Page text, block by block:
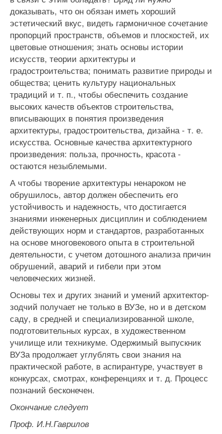
доказывать, что он обязан иметь хороший
эстетический вкус, видеть гармоничное сочетание
пропорций пространств, объемов и плоскостей, их
цветовые отношения; знать основы истории
искусств, теории архитектуры и
градостроительства; понимать развитие природы и
общества; ценить культуру национальных
традиций и т. п., чтобы обеспечить создание
высоких качеств объектов строительства,
вписывающих в понятия произведения
архитектуры, градостроительства, дизайна - т. е.
искусства. Основные качества архитектурного
произведения: польза, прочность, красота -
остаются незыблемыми.
А чтобы творение архитектуры ненароком не
обрушилось, автор должен обеспечить его
устойчивость и надежность, что достигается
знаниями инженерных дисциплин и соблюдением
действующих норм и стандартов, разработанных
на основе многовекового опыта в строительной
деятельности, с учетом дотошного анализа причин
обрушений, аварий и гибели при этом
человеческих жизней.
Основы тех и других знаний и умений архитектор-
зодчий получает не только в ВУЗе, но и в детском
саду, в средней и специализированной школе,
подготовительных курсах, в художественном
училище или техникуме. Одержимый выпускник
ВУЗа продолжает углублять свои знания на
практической работе, в аспирантуре, участвует в
конкурсах, смотрах, конференциях и т. д. Процесс
познаний бесконечен.
Окончание следует
Проф. И.Н.Гаврилов